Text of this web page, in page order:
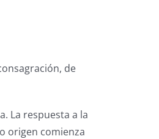
de
La respuesta a la
origen comienza